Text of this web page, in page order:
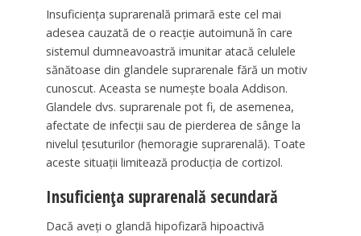
Insuficiența suprarenală primară este cel mai
adesea cauzată de o reacție autoimună în care
sistemul dumneavoastră imunitar atacă celulele
sănătoase din glandele suprarenale fără un motiv
cunoscut. Aceasta se numește boala Addison.
Glandele dvs. suprarenale pot fi, de asemenea,
afectate de infecții sau de pierderea de sânge la
nivelul țesuturilor (hemoragie suprarenală). Toate
aceste situații limitează producția de cortizol.
Insuficiența suprarenală secundară
Dacă aveți o glandă hipofizară hipoactivă